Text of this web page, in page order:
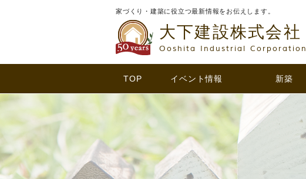
家づくり・建築に役立つ最新情報をお伝えします。
大下建設株式会社
Ooshita Industrial Corporation
TOP イベント情報 新築